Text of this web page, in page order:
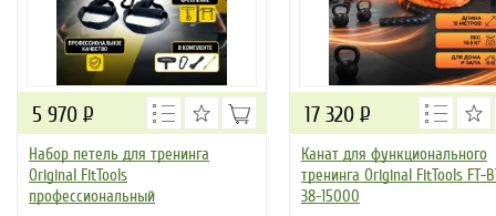
Набор петель для тренинга
Original FitTools
профессиональный
5 970 Р
Канат для функционального
тренинга Original FitTools FT-
38-15000
17 320 Р